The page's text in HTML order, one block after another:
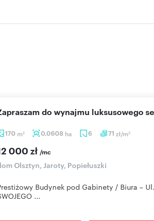
170 m2 0,0608 ha 6 71 zł/m2
Zapraszam do wynajmu luksusowego
000 zł /mc
Olsztyn, Jaroty, Popiełuszki
Budynek pod Gabinety / Biura –
...